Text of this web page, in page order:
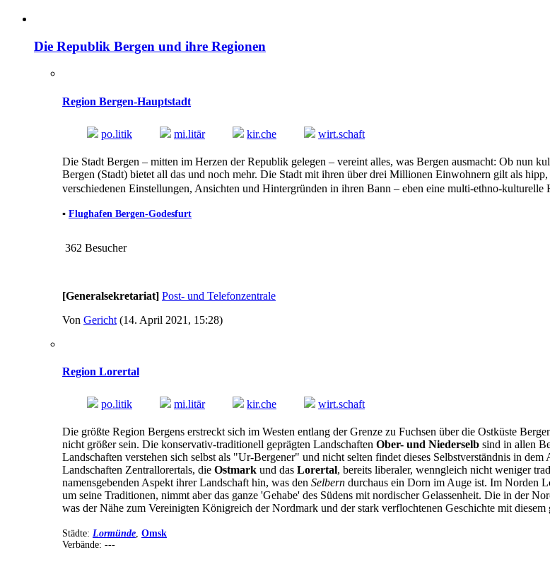
Die Republik Bergen und ihre Regionen
Region Bergen-Hauptstadt
po.litik mi.litär kir.che wirt.schaft
Die Stadt Bergen – mitten im Herzen der Republik gelegen – vereint alles, was Bergen ausmacht: Ob nun
Bergen (Stadt) bietet all das und noch mehr. Die Stadt mit ihren über drei Millionen Einwohnern gilt als
verschiedenen Einstellungen, Ansichten und Hintergründen in ihren Bann – eben eine multi-ethno-kulturelle
▪ Flughafen Bergen-Godesfurt
362 Besucher
[Generalsekretariat] Post- und Telefonzentrale
Von Gericht (14. April 2021, 15:28)
Region Lorertal
po.litik mi.litär kir.che wirt.schaft
Die größte Region Bergens erstreckt sich im Westen entlang der Grenze zu Fuchsen über die Ostküste
nicht größer sein. Die konservativ-traditionell geprägten Landschaften Ober- und Niederselb sind in allen
Landschaften verstehen sich selbst als "Ur-Bergener" und nicht selten findet dieses Selbstverständnis in
Landschaften Zentrallorertals, die Ostmark und das Lorertal, bereits liberaler, wenngleich nicht weniger
namensgebenden Aspekt ihrer Landschaft hin, was den Selbern durchaus ein Dorn im Auge ist. Im Norden
um seine Traditionen, nimmt aber das ganze 'Gehabe' des Südens mit nordischer Gelassenheit. Die in der
was der Nähe zum Vereinigten Königreich der Nordmark und der stark verflochtenen Geschichte mit diesem
Städte: Lormünde Omsk
Verbände: ---